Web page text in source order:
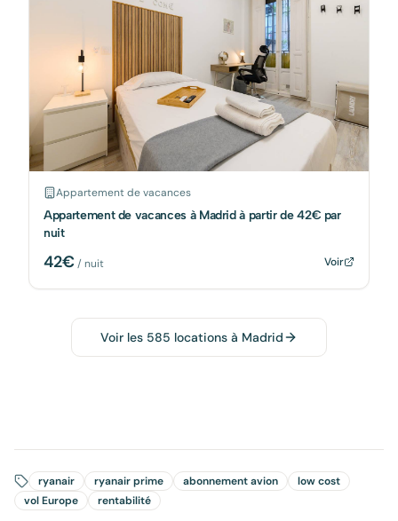
Appartement de vacances
Appartement de vacances à Madrid à partir de 42€ par
nuit
42€/ nuit Voir
Voir les 585 locations à Madrid
ryanair ryanair prime abonnement avion
low cost
vol Europe
rentabilité